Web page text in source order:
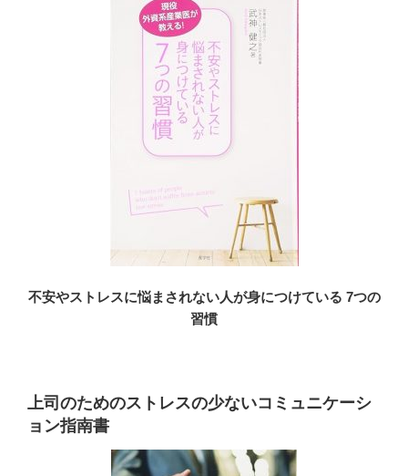
不安やストレスに悩まされない人が身につけている 7つの
習慣
上司のためのストレスの少ないコミュニケーシ
ョン指南書